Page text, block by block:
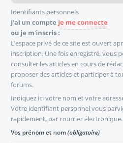
J'ai un compte je me connecte
ou je m'inscris :
L’espace privé de ce site est ouvert
inscription. Une fois enregistré, vous pourrez
consulter les articles en cours de
proposer des articles et participer à
forums.
Identifiants personnels
Indiquez ici votre nom et votre
Votre identifiant personnel vous
rapidement, par courrier électronique.
Vos prénom et nom(obligatoire)